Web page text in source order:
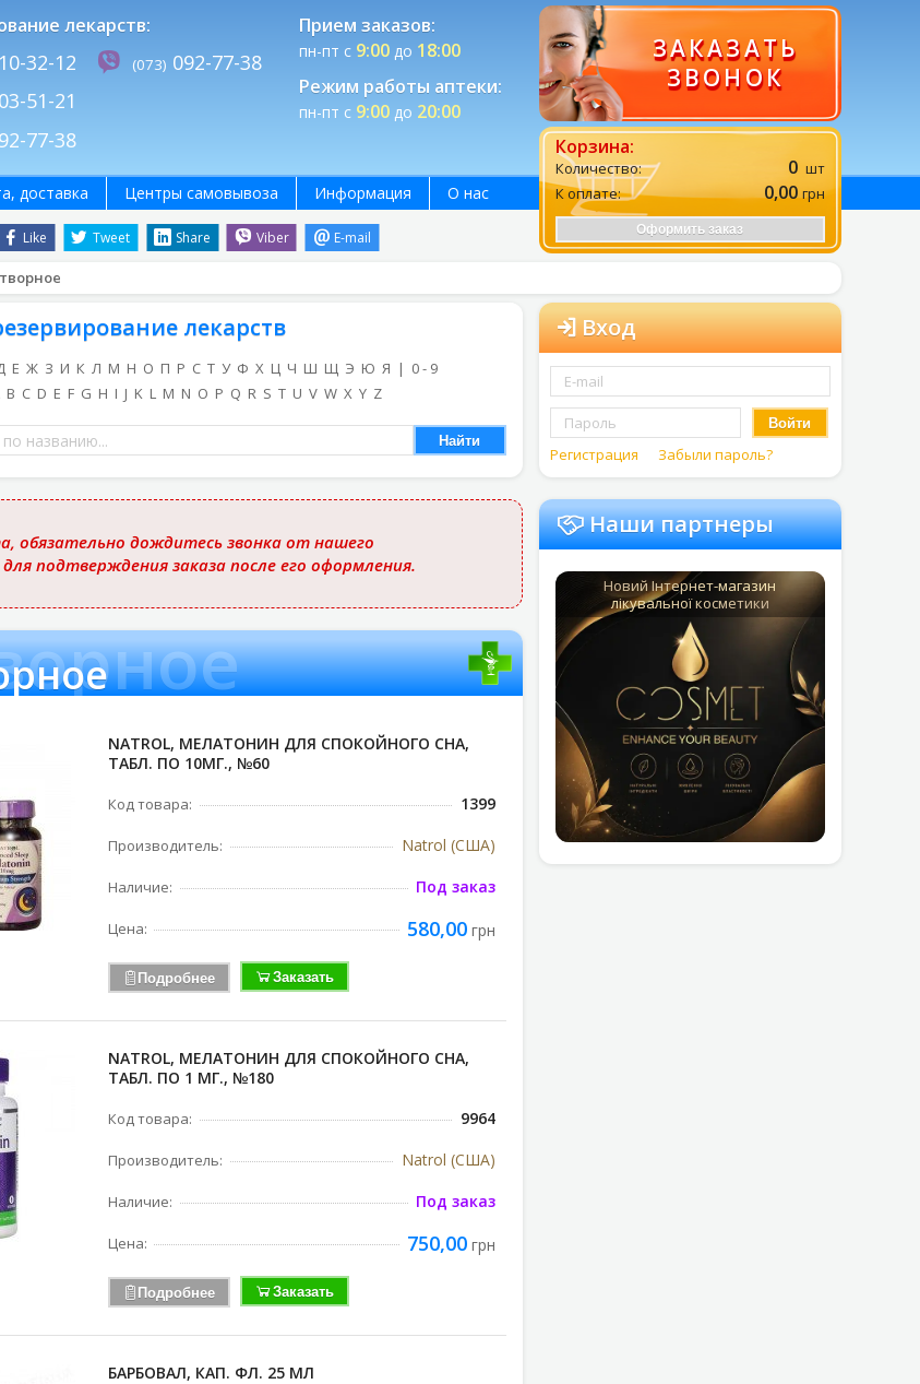
лекарств:
32-12
51-21
77-38
(073) 092-77-38
Прием заказов:
пн-пт с 9:00до 18:00
Режим работы аптеки:
пн-пт с 9:00до 20:00
ЗАКАЗАТЬ
ЗВОНОК
Корзина:
Количество: 0 шт
К оплате:
0,00 грн
Оформить заказ
Like Tweet Share Viber E-mail
доставка Центры самовывоза Информация О нас
лекарств
Е Ж З И К Л М Н О П Р С Т У Ф Х Ц Ч Ш Щ Э Ю Я | 0 - 9
B C D E F G H I J K L M N O P Q R S T U V W X Y Z
Найти
обязательно дождитесь звонка от нашего
подтверждения заказа после его оформления.
NATROL, МЕЛАТОНИН ДЛЯ СПОКОЙНОГО СНА,
ТАБЛ. ПО 10МГ., №60
Код товара: 1399
Производитель: Natrol (США)
Наличие: Под заказ
Цена: 580,00грн
Подробнее Заказать
NATROL, МЕЛАТОНИН ДЛЯ СПОКОЙНОГО СНА,
ТАБЛ. ПО 1 МГ., №180
Код товара: 9964
Производитель: Natrol (США)
Наличие: Под заказ
Цена: 750,00грн
Подробнее Заказать
БАРБОВАЛ, КАП. ФЛ. 25 МЛ
Вход
Войти
Регистрация Забыли пароль?
Наши партнеры
Новий Інтернет-магазин
лікувальної косметики